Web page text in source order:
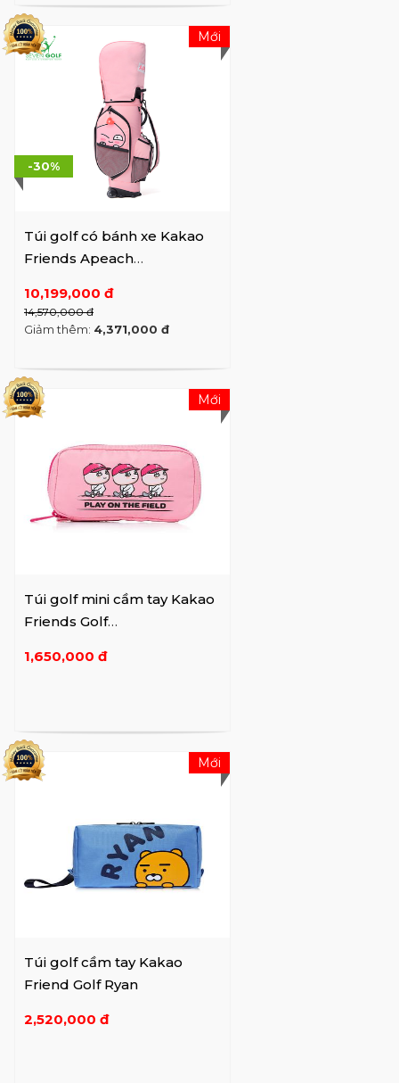
Túi golf có bánh xe Kakao
Friends Apeach
10,199,000 đ
14,570,000 đ
-30%
Giảm thêm: 4,371,000 đ
Mới
Túi golf mini cầm tay Kakao
Friends Golf
1,650,000 đ
Mới
Túi golf cầm tay Kakao
Friend Golf Ryan
2,520,000 đ
Mới